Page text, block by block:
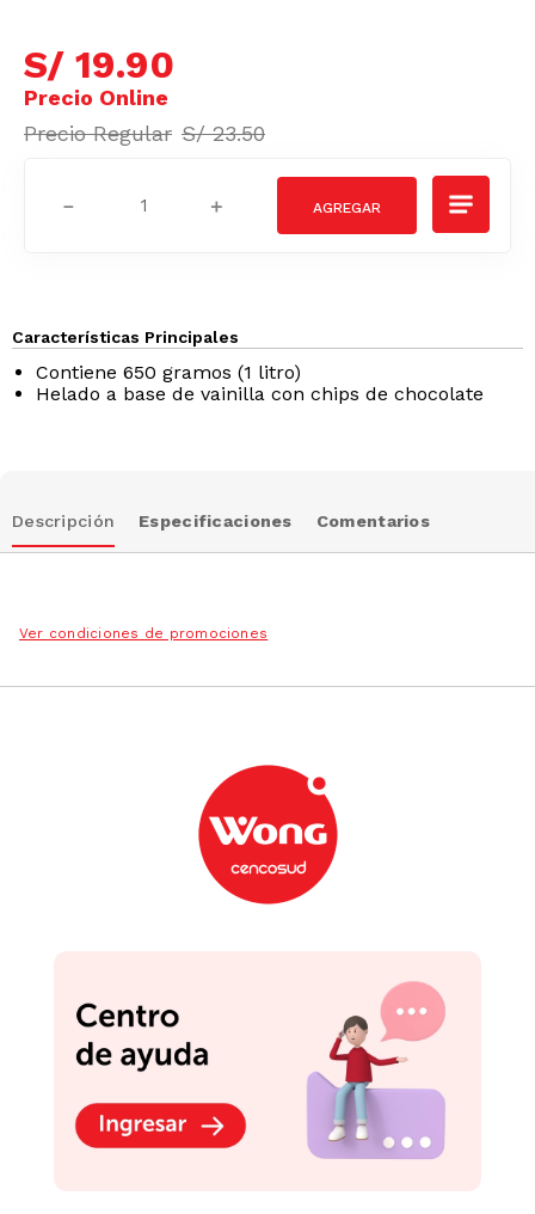
S/ 19.90
S/ 23.50
＋
－
Características Principales
Contiene 650 gramos (1 litro)
Helado a base de vainilla con chips de chocolate
Descripción Especificaciones Comentarios
Ver condiciones de promociones